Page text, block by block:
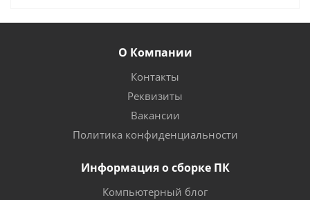
О Компании
Контакты
Реквизиты
Вакансии
Политика конфиденциальности
Информация о сборке ПК
Компьютерный блог